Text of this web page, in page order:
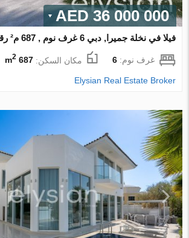
36 000 000 AED
فيلا في نخلة جميرا, دبي 6 غرف نوم , 687 م² رقم 37847
غرف نوم:6 مكان السكن:687 m
2
Elysian Real Estate Broker